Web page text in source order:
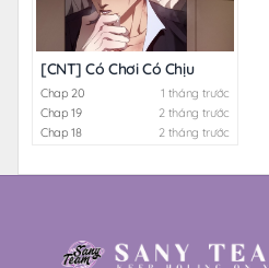
[CNT] Có Chơi Có Chịu
Chap 20
1 tháng trước
Chap 19
2 tháng trước
Chap 18
2 tháng trước